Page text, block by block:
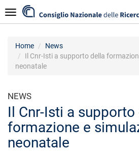
al
contenuto
Navigazione
Home
News
Il Cnr-Isti a supporto della
neonatale
NEWS
Il Cnr-Isti a supporto
formazione e
neonatale